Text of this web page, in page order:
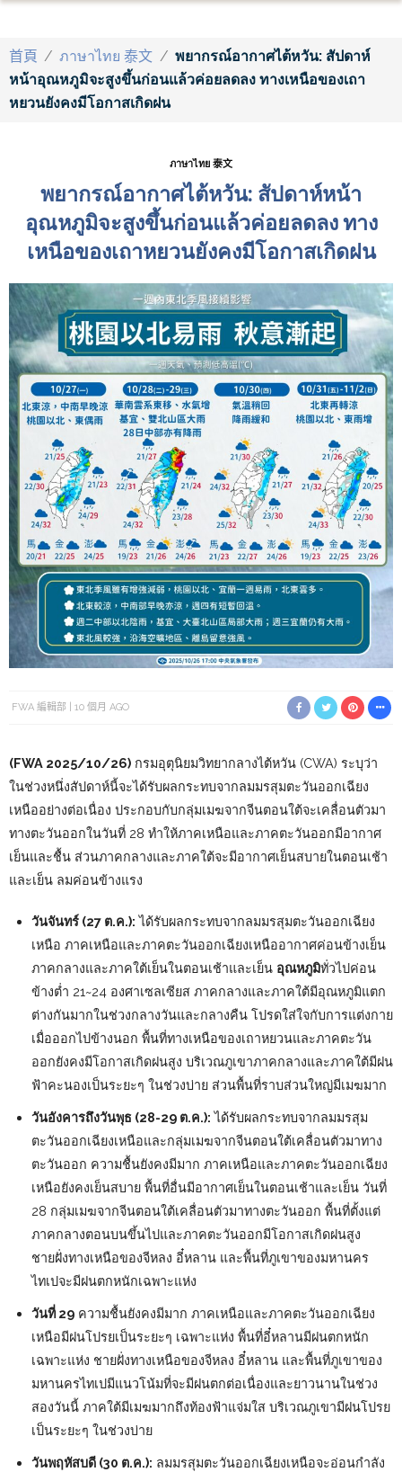
首頁 / ภาษาไทย 泰文 / พยากรณ์อากาศไต้หวัน: สัปดาห์
หน้าอุณหภูมิจะสูงขึ้นก่อนแล้วค่อยลดลง ทางเหนือของเถา
หยวนยังคงมีโอกาสเกิดฝน
ภาษาไทย 泰文
พยากรณ์อากาศไต้หวัน: สัปดาห์หน้า
อุณหภูมิจะสูงขึ้นก่อนแล้วค่อยลดลง ทาง
เหนือของเถาหยวนยังคงมีโอกาสเกิดฝน
FWA 編輯部 10 個月 AGO
(FWA 2025/10/26) กรมอุตุนิยมวิทยากลางไต้หวัน (CWA) ระบุว่า
ในช่วงหนึ่งสัปดาห์นี้จะได้รับผลกระทบจากลมมรสุมตะวันออกเฉียง
เหนืออย่างต่อเนื่อง ประกอบกับกลุ่มเมฆจากจีนตอนใต้จะเคลื่อนตัวมา
ทางตะวันออกในวันที่ 28 ทำให้ภาคเหนือและภาคตะวันออกมีอากาศ
เย็นและชื้น ส่วนภาคกลางและภาคใต้จะมีอากาศเย็นสบายในตอนเช้า
และเย็น ลมค่อนข้างแรง
วันจันทร์ (27 ต.ค.): ได้รับผลกระทบจากลมมรสุมตะวันออกเฉียง
เหนือ ภาคเหนือและภาคตะวันออกเฉียงเหนืออากาศค่อนข้างเย็น
ภาคกลางและภาคใต้เย็นในตอนเช้าและเย็น อุณหภูมิทั่วไปค่อน
ข้างต่ำ 21~24 องศาเซลเซียส ภาคกลางและภาคใต้มีอุณหภูมิแตก
ต่างกันมากในช่วงกลางวันและกลางคืน โปรดใส่ใจกับการแต่งกาย
เมื่อออกไปข้างนอก พื้นที่ทางเหนือของเถาหยวนและภาคตะวัน
ออกยังคงมีโอกาสเกิดฝนสูง บริเวณภูเขาภาคกลางและภาคใต้มีฝน
ฟ้าคะนองเป็นระยะๆ ในช่วงบ่าย ส่วนพื้นที่ราบส่วนใหญ่มีเมฆมาก
วันอังคารถึงวันพุธ (28-29 ต.ค.): ได้รับผลกระทบจากลมมรสุม
ตะวันออกเฉียงเหนือและกลุ่มเมฆจากจีนตอนใต้เคลื่อนตัวมาทาง
ตะวันออก ความชื้นยังคงมีมาก ภาคเหนือและภาคตะวันออกเฉียง
เหนือยังคงเย็นสบาย พื้นที่อื่นมีอากาศเย็นในตอนเช้าและเย็น วันที่
28 กลุ่มเมฆจากจีนตอนใต้เคลื่อนตัวมาทางตะวันออก พื้นที่ตั้งแต่
ภาคกลางตอนบนขึ้นไปและภาคตะวันออกมีโอกาสเกิดฝนสูง
ชายฝั่งทางเหนือของจีหลง อี๋หลาน และพื้นที่ภูเขาของมหานคร
ไทเปจะมีฝนตกหนักเฉพาะแห่ง
วันที่ 29 ความชื้นยังคงมีมาก ภาคเหนือและภาคตะวันออกเฉียง
เหนือมีฝนโปรยเป็นระยะๆ เฉพาะแห่ง พื้นที่อี๋หลานมีฝนตกหนัก
เฉพาะแห่ง ชายฝั่งทางเหนือของจีหลง อี๋หลาน และพื้นที่ภูเขาของ
มหานครไทเปมีแนวโน้มที่จะมีฝนตกต่อเนื่องและยาวนานในช่วง
สองวันนี้ ภาคใต้มีเมฆมากถึงท้องฟ้าแจ่มใส บริเวณภูเขามีฝนโปรย
เป็นระยะๆ ในช่วงบ่าย
วันพฤหัสบดี (30 ต.ค.): ลมมรสุมตะวันออกเฉียงเหนือจะอ่อนกำลัง